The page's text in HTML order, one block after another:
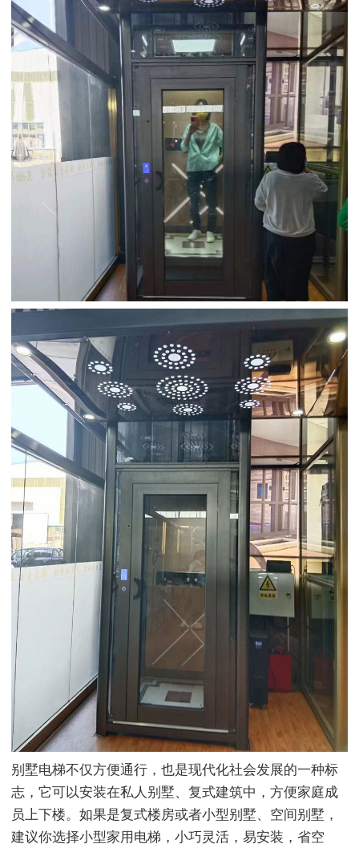
别墅电梯不仅方便通行，也是现代化社会发展的一种标
志，它可以安装在私人别墅、复式建筑中，方便家庭成
员上下楼。如果是复式楼房或者小型别墅、空间别墅，
建议你选择小型家用电梯，小巧灵活，易安装，省空